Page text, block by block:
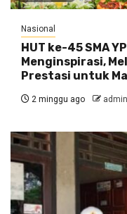
Nasional
HUT ke-45 SMA
Menginspirasi,
Prestasi untuk
2 minggu ago admin